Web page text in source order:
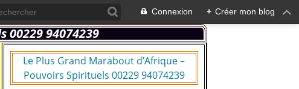
Connexion + Créer mon blog
Le Plus Grand Marabout d’Afrique –
Pouvoirs Spirituels 00229 94074239